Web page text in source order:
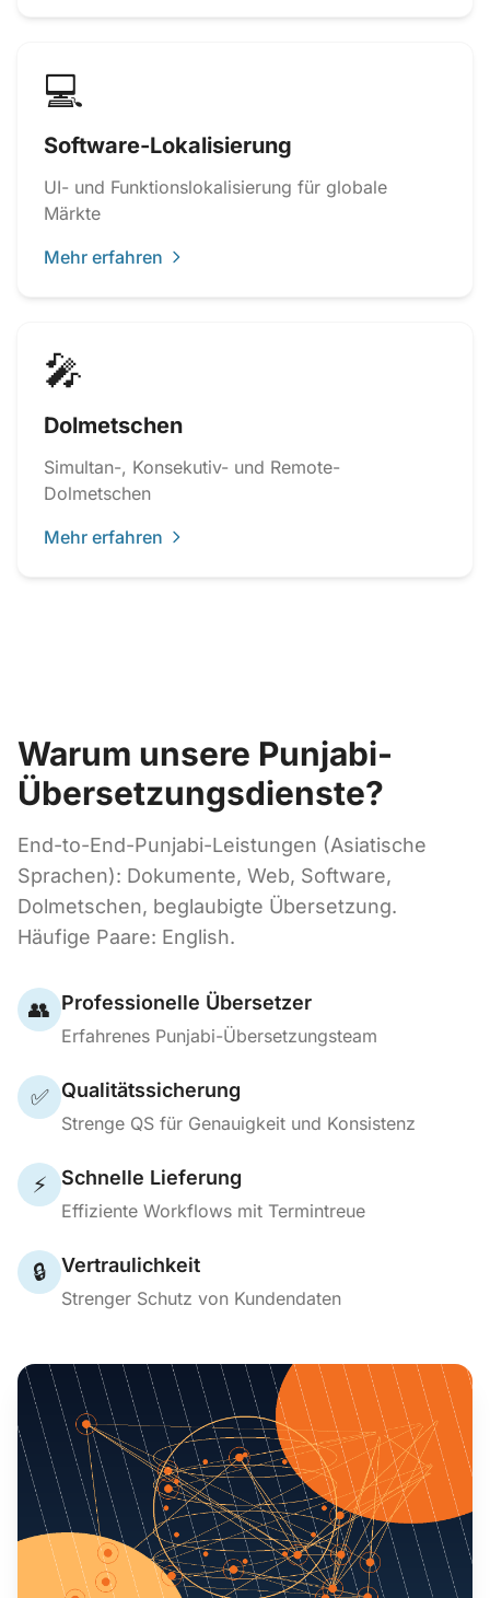
💻
Software-Lokalisierung
UI- und Funktionslokalisierung für globale
Märkte
Mehr erfahren
🎤
Dolmetschen
Simultan-, Konsekutiv- und Remote-
Dolmetschen
Mehr erfahren
Warum unsere Punjabi-
Übersetzungsdienste?
End-to-End-Punjabi-Leistungen (Asiatische
Sprachen): Dokumente, Web, Software,
Dolmetschen, beglaubigte Übersetzung.
Häufige Paare: English.
👥 Professionelle Übersetzer
Erfahrenes Punjabi-Übersetzungsteam
✅ Qualitätssicherung
Strenge QS für Genauigkeit und Konsistenz
⚡ Schnelle Lieferung
Effiziente Workflows mit Termintreue
🔒 Vertraulichkeit
Strenger Schutz von Kundendaten